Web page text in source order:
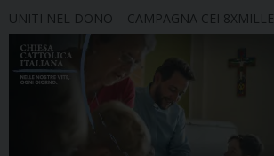
UNITI NEL DONO – CAMPAGNA CEI 8XMILLE